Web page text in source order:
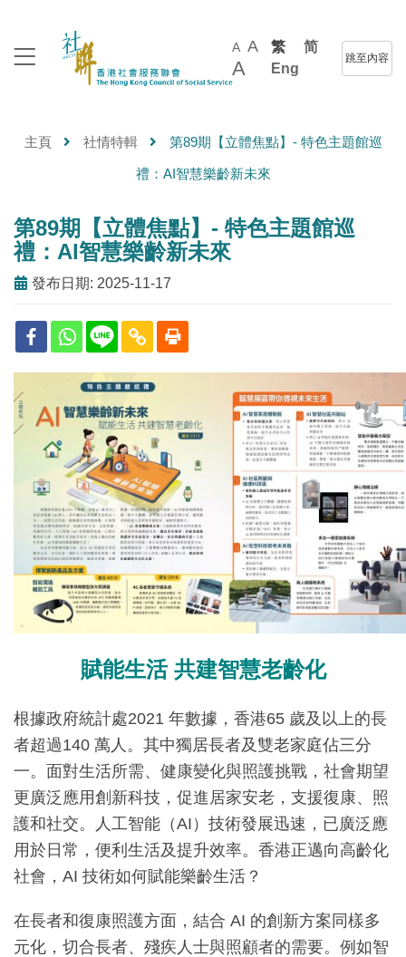
A A
A
繁
简
Eng
跳至內容
主頁 社情特輯 第89期【立體焦點】- 特色主題館巡
禮：AI智慧樂齡新未來
第89期【立體焦點】- 特色主題館巡
禮：AI智慧樂齡新未來
發布日期: 2025-11-17
賦能生活 共建智慧老齡化
根據政府統計處2021 年數據，香港65 歲及以上的長
者超過140 萬人。其中獨居長者及雙老家庭佔三分
一。面對生活所需、健康變化與照護挑戰，社會期望
更廣泛應用創新科技，促進居家安老，支援復康、照
護和社交。人工智能（AI）技術發展迅速，已廣泛應
用於日常，便利生活及提升效率。香港正邁向高齡化
社會，AI 技術如何賦能樂齡生活？
在長者和復康照護方面，結合 AI 的創新方案同樣多
元化，切合長者、殘疾人士與照顧者的需要。例如智